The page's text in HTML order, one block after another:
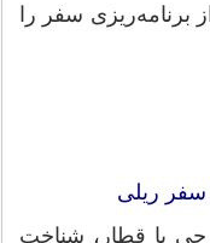
سفر را
سفر ریلی
با قطار، شناخت